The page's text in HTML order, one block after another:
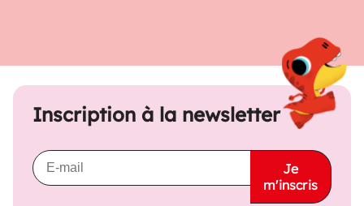
Inscription à la newsletter
Je
m'inscris